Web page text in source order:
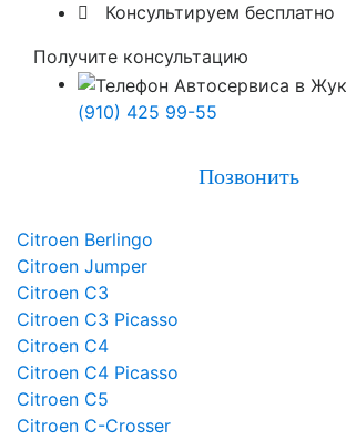
 Консультируем бесплатно
Получите консультацию
(910) 425 99-55
Позвонить
Citroen Berlingo
Citroen Jumper
Citroen C3
Citroen C3 Picasso
Citroen C4
Citroen C4 Picasso
Citroen C5
Citroen C-Crosser